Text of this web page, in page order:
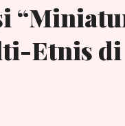
Etnis di